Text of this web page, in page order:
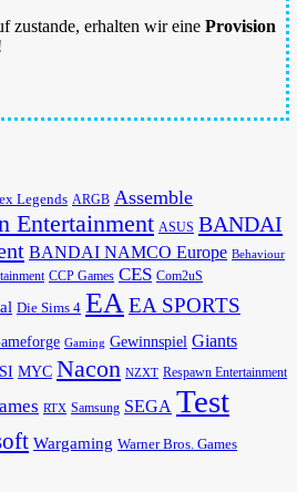
zustande, erhalten wir eine Provision
Legends ARGB Assemble
Entertainment ASUS BANDAI
BANDAI NAMCO Europe Behaviour
CCP Games CES Com2uS
Die Sims 4 EAEA SPORTS
Gaming Gewinnspiel Giants
MYC Nacon NZXT Respawn Entertainment
RTX Samsung SEGA Test
Wargaming Warner Bros. Games